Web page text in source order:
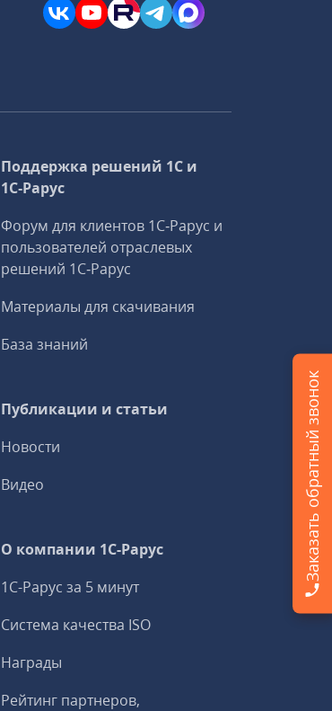
Поддержка решений 1С и
1С‑Рарус
Форум для клиентов 1С‑Рарус и
пользователей отраслевых
решений 1С‑Рарус
Материалы для скачивания
База знаний
Публикации и статьи
Новости
Видео
О компании 1C-Рарус
1С-Рарус за 5 минут
Система качества ISO
Награды
Рейтинг партнеров,
Заказать обратный звонок